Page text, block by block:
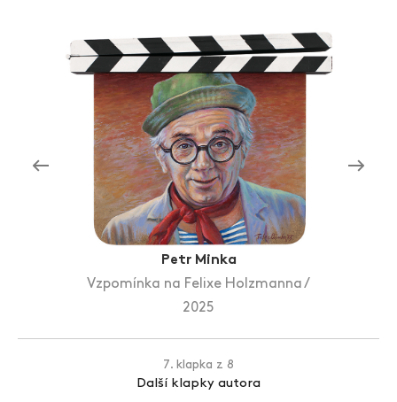
Aktuální výstavy
Aukce filmových klapek
Aktuality
Zlín Film Festival
Petr Minka
Vzpomínka na Felixe Holzmanna /
2025
7. klapka z 8
Další klapky autora